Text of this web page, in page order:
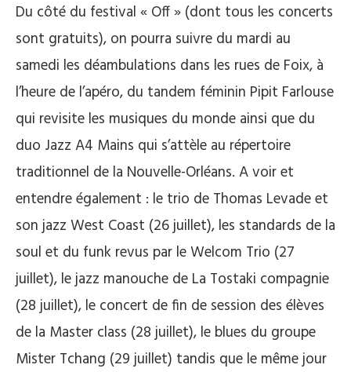
Du côté du festival « Off » (dont tous les concerts
sont gratuits), on pourra suivre du mardi au
samedi les déambulations dans les rues de Foix, à
l’heure de l’apéro, du tandem féminin Pipit Farlouse
qui revisite les musiques du monde ainsi que du
duo Jazz A4 Mains qui s’attèle au répertoire
traditionnel de la Nouvelle-Orléans. A voir et
entendre également : le trio de Thomas Levade et
son jazz West Coast (26 juillet), les standards de la
soul et du funk revus par le Welcom Trio (27
juillet), le jazz manouche de La Tostaki compagnie
(28 juillet), le concert de fin de session des élèves
de la Master class (28 juillet), le blues du groupe
Mister Tchang (29 juillet) tandis que le même jour